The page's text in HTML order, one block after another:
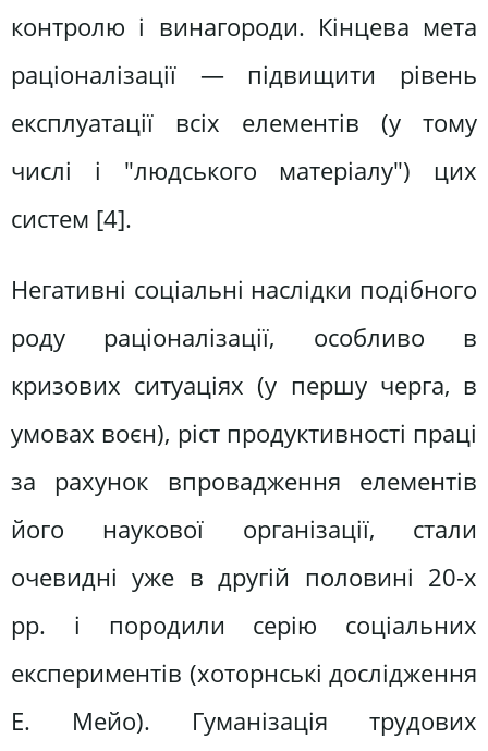
контролю і винагороди. Кінцева мета
раціоналізації — підвищити рівень
експлуатації всіх елементів (у тому
числі і "людського матеріалу") цих
систем [4].
Негативні соціальні наслідки подібного
роду раціоналізації, особливо в
кризових ситуаціях (у першу черга, в
умовах воєн), ріст продуктивності праці
за рахунок впровадження елементів
його наукової організації, стали
очевидні уже в другій половині 20-х
рр. і породили серію соціальних
експериментів (хоторнські дослідження
Е. Мейо). Гуманізація трудових